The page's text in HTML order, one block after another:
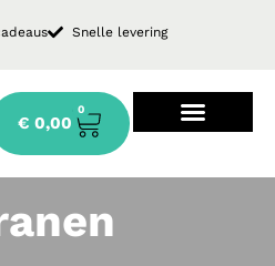
Snelle levering
€ 0,00
0